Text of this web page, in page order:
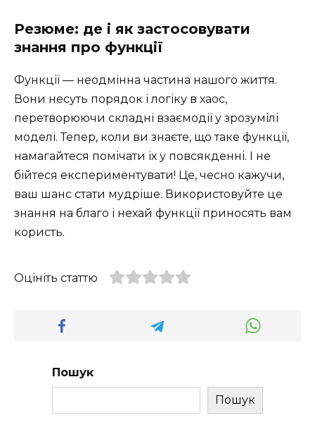
Резюме: де і як застосовувати
знання про функції
Функції — неодмінна частина нашого життя.
Вони несуть порядок і логіку в хаос,
перетворюючи складні взаємодії у зрозумілі
моделі. Тепер, коли ви знаєте, що таке функції,
намагайтеся помічати їх у повсякденні. І не
бійтеся експериментувати! Це, чесно кажучи,
ваш шанс стати мудріше. Використовуйте це
знання на благо і нехай функції приносять вам
користь.
Оцініть статтю
Пошук
Пошук